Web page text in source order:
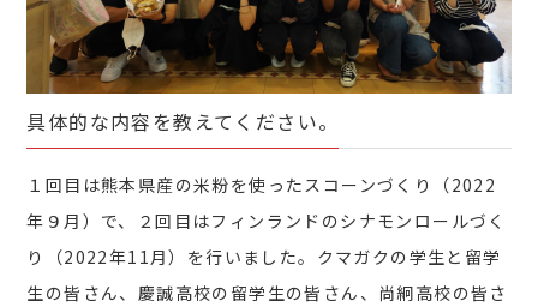
具体的な内容を教えてください。
１回目は熊本県産の米粉を使ったスコーンづくり（2022
年９月）で、２回目はフィンランドのシナモンロールづく
り（2022年11月）を行いました。クマガクの学生と留学
生の皆さん、慶誠高校の留学生の皆さん、尚絅高校の皆さ